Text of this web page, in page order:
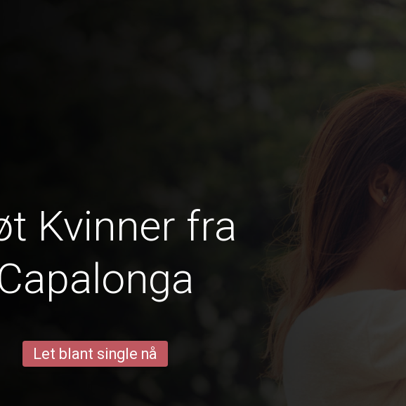
Kvinner fra
Let blant single nå